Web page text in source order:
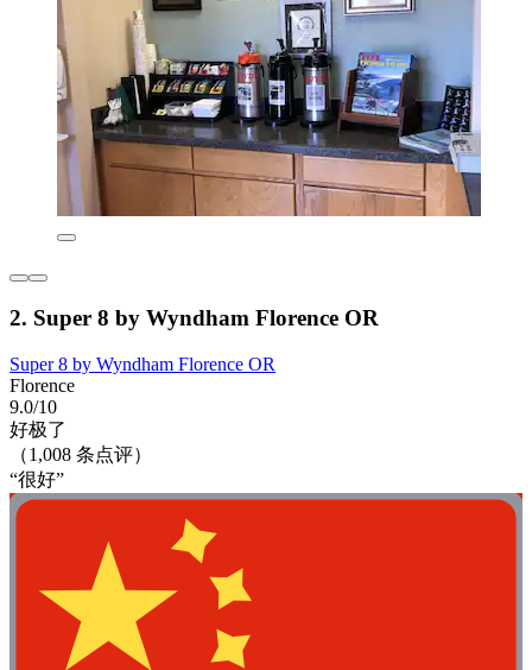
2. Super 8 by Wyndham Florence OR
Super 8 by Wyndham Florence OR
Florence
9.0/10
好极了
（1,008 条点评）
“很好”